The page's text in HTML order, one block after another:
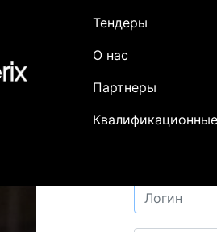
Тендеры
О нас
Партнеры